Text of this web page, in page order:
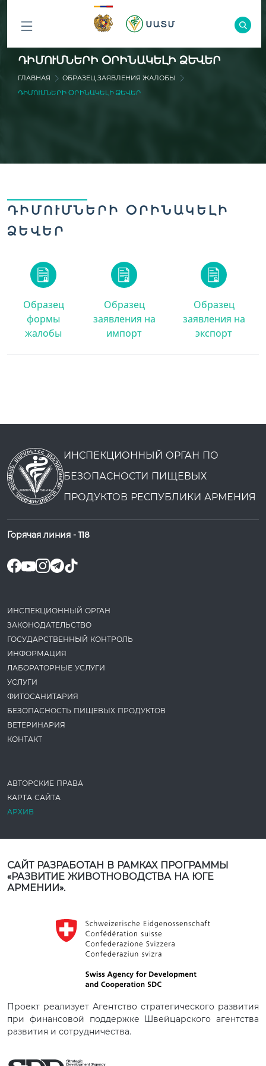
ԲՈԼՈՐ
ԲԱԺԻՆՆԵՐԸ
ԴԻՄՈՒՄՆԵՐԻ ՕՐԻՆԱԿԵԼԻ ՁԵՎԵՐ
ГЛАВНАЯ
ОБРАЗЕЦ ЗАЯВЛЕНИЯ ЖАЛОБЫ
ԴԻՄՈՒՄՆԵՐԻ ՕՐԻՆԱԿԵԼԻ ՁԵՎԵՐ
ԴԻՄՈՒՄՆԵՐԻ ՕՐԻՆԱԿԵԼԻ
ՁԵՎԵՐ
Образец
формы
жалобы
Образец
заявления на
импорт
Образец
заявления на
экспорт
ИНСПЕКЦИОННЫЙ ОРГАН ПО
БЕЗОПАСНОСТИ ПИЩЕВЫХ
ПРОДУКТОВ РЕСПУБЛИКИ АРМЕНИЯ
Горячая линия - 118
ИНСПЕКЦИОННЫЙ ОРГАН
ЗАКОНОДАТЕ­ЛЬСТВО
ГОСУДАРСТВЕННЫЙ КОНТРОЛЬ
ИНФОРМАЦИЯ
ЛАБОРАТОРНЫЕ УСЛУГИ
УСЛУГИ
ФИТОСАНИТАРИЯ
БЕЗОПАСНОСТЬ ПИЩЕВЫХ ПРОДУКТОВ
ВЕТЕРИНАРИЯ
КОНТАКТ
АВТОРСКИЕ ПРАВА
КАРТА САЙТА
АРХИВ
САЙТ РАЗРАБОТАН В РАМКАХ ПРОГРАММЫ
«РАЗВИТИЕ ЖИВОТНОВОДСТВА НА ЮГЕ
АРМЕНИИ».
Проект реализует Агентство стратегического развития
при финансовой поддержке Швейцарского агентства
развития и сотрудничества.